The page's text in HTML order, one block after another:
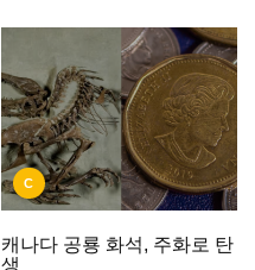
C
캐나다 공룡 화석, 주화로 탄
생